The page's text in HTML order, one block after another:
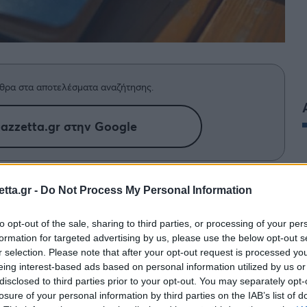
- Do Not Process My Personal Information
opt-out of the sale, sharing to third parties, or processing of your
for targeted advertising by us, please use the below opt-out
selection. Please note that after your opt-out request is processed
interest-based ads based on personal information utilized by us
to third parties prior to your opt-out. You may separately
of your personal information by third parties on the IAB’s list of
στα αποτελέσματα αναζήτησης.
στην Google
εισιτήριο που του άλλαξε τη ζωή.
του Κόμπουργκ στηΜελβούρνη, όταν άνοιξε
γι’ αυτό, εντόπισε ένα ξεχασμένο λαχείο
αχρησιμοποίητο για τουλάχιστον οκτώ